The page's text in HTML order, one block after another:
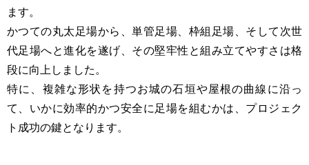
ます。
かつての丸太足場から、単管足場、枠組足場、そして次世
代足場へと進化を遂げ、その堅牢性と組み立てやすさは格
段に向上しました。
特に、複雑な形状を持つお城の石垣や屋根の曲線に沿っ
て、いかに効率的かつ安全に足場を組むかは、プロジェク
ト成功の鍵となります。